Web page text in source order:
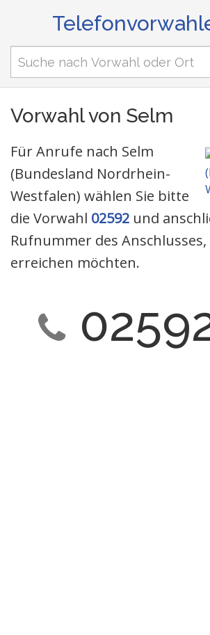
Vorwahl von Selm
Für Anrufe nach Selm
(Bundesland Nordrhein-
Westfalen) wählen Sie bitte
die Vorwahl 02592 und
Rufnummer des Anschlusses,
erreichen möchten.